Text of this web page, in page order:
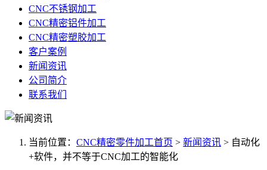
CNC不锈钢加工
CNC精密铝件加工
CNC精密塑胶加工
客户案例
新闻资讯
公司简介
联系我们
当前位置： CNC精密零件加工首页 > 新闻资讯 > 自动化
+软件，并不等于CNC加工的智能化